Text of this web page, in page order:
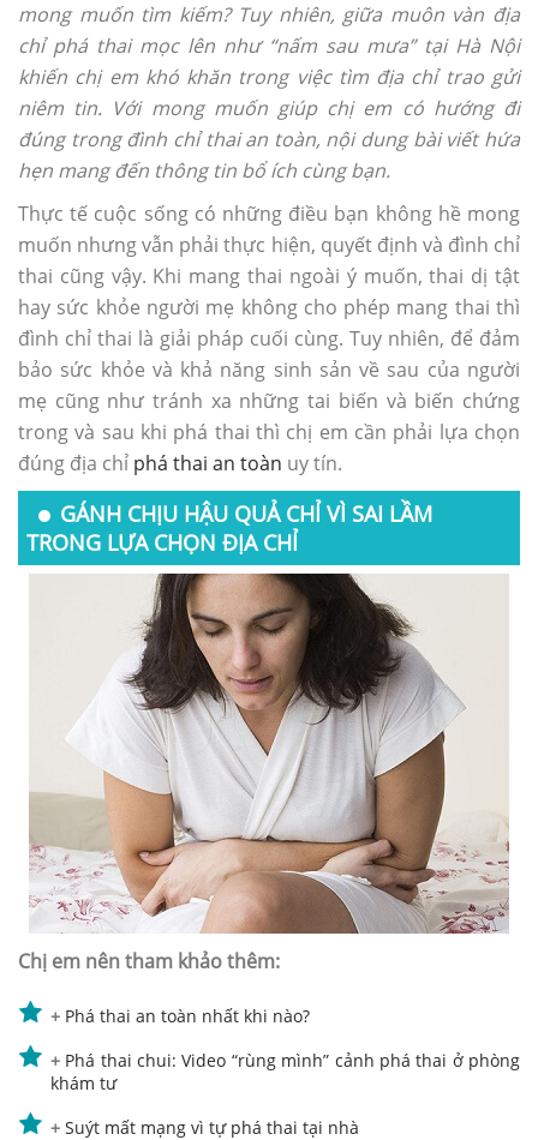
mong muốn tìm kiếm? Tuy nhiên, giữa muôn vàn địa
chỉ phá thai mọc lên như “nấm sau mưa” tại Hà Nội
khiến chị em khó khăn trong việc tìm địa chỉ trao gửi
niêm tin. Với mong muốn giúp chị em có hướng đi
đúng trong đình chỉ thai an toàn, nội dung bài viết hứa
hẹn mang đến thông tin bổ ích cùng bạn.
Thực tế cuộc sống có những điều bạn không hề mong
muốn nhưng vẫn phải thực hiện, quyết định và đình chỉ
thai cũng vậy. Khi mang thai ngoài ý muốn, thai dị tật
hay sức khỏe người mẹ không cho phép mang thai thì
đình chỉ thai là giải pháp cuối cùng. Tuy nhiên, để đảm
bảo sức khỏe và khả năng sinh sản về sau của người
mẹ cũng như tránh xa những tai biến và biến chứng
trong và sau khi phá thai thì chị em cần phải lựa chọn
đúng địa chỉ phá thai an toàn uy tín.
GÁNH CHỊU HẬU QUẢ CHỈ VÌ SAI LẦM
TRONG LỰA CHỌN ĐỊA CHỈ
Chị em nên tham khảo thêm:
+ Phá thai an toàn nhất khi nào?
+ Phá thai chui: Video “rùng mình” cảnh phá thai ở phòng
khám tư
+ Suýt mất mạng vì tự phá thai tại nhà